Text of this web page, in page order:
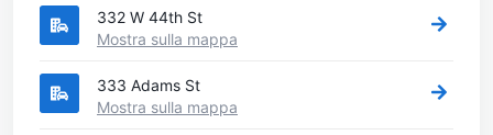
332 W 44th St
Mostra sulla mappa
333 Adams St
Mostra sulla mappa